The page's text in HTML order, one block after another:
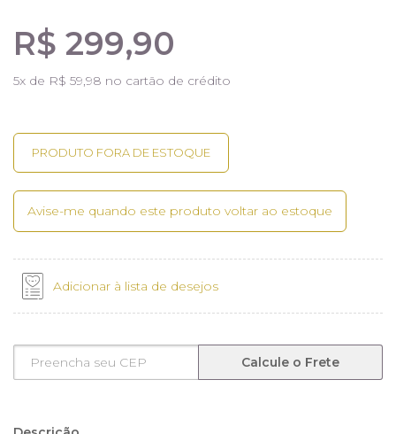
R$ 299,90
5x de R$ 59,98 no cartão de crédito
Avise-me quando este produto voltar ao estoque
Adicionar à lista de desejos
Calcule o Frete